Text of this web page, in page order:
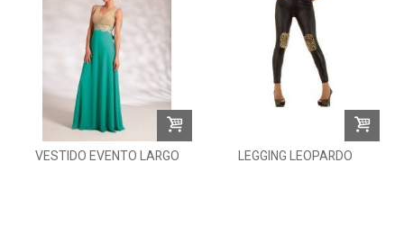
VESTIDO EVENTO LARGO LEGGING LEOPARDO